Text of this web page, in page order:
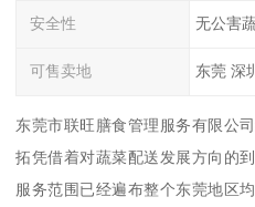
安全性 无公害
可售卖地 东莞 深
东莞市联旺膳食管理服务有限公
拓凭借着对蔬菜配送发展方向的
服务范围已经遍布整个东莞地区